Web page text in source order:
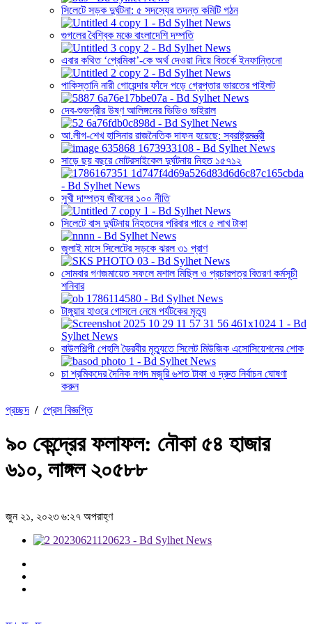
সিলেটে সড়ক দুর্ঘটনা: ৫ সদস্যের তদন্ত কমিটি গঠন
গুগলের বৈশ্বিক মঞ্চে বাংলাদেশি দম্পতি
এবার কথিত ‘প্রেমিকা’-কে অর্থ দেওয়া নিয়ে বিতর্কে ইনফান্তিনো
পাকিস্তানি নারী গোয়েন্দার ফাঁদে পড়ে গ্রেপ্তার ভারতের পাইলট
দেব-শুভশ্রীর উষ্ণ আলিঙ্গনের ভিডিও ভাইরাল
আ.লীগ-শেখ হাসিনার রাজনৈতিক দাফন হয়েছে: স্বরাষ্ট্রমন্ত্রী
সাড়ে ছয় বছরে মোটরসাইকেল দুর্ঘটনায় নিহত ১৫৭১২
সুখী দাম্পত্য জীবনের ১০০ নীতি
সিলেটে বাস দুর্ঘটনায় নিহতদের পরিবার পাবে ৫ লাখ টাকা
জুলাই মাসে সিলেটের সড়কে ঝরল ৩১ প্রাণ
সোমবার গণজমায়েত সফলে মশাল মিছিল ও প্রচারপত্র বিতরণ কর্মসূচী
শনিবার
টাঙ্গুয়ার হাওরে গোসলে নেমে পর্যটকের মৃত্যু
বাউলশিল্পী পেহলি ভৈরবীর মৃত্যুতে সিলেট মিউজিক এসোসিয়েশনের শোক
চা শ্রমিকদের দৈনিক নগদ মজুরি ৬শত টাকা ও দ্রুত নির্বাচন ঘোষণা
করুন
প্রচ্ছদ / প্রেস বিজ্ঞপ্তি
৯০ কেন্দ্রের ফলাফল: নৌকা ৫৪ হাজার
৬১০, লাঙ্গল ২০৫৮৮
জুন ২১, ২০২৩ ৬:২৭ অপরাহ্ণ